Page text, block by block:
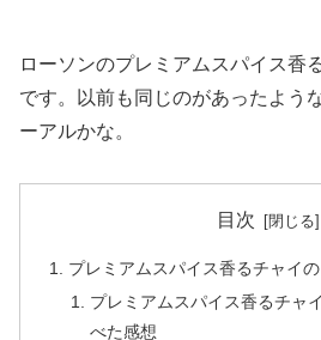
ローソンのプレミアムスパイス香
です。以前も同じのがあったよう
ーアルかな。
目次
プレミアムスパイス香るチャイ
プレミアムスパイス香るチャ
べた感想